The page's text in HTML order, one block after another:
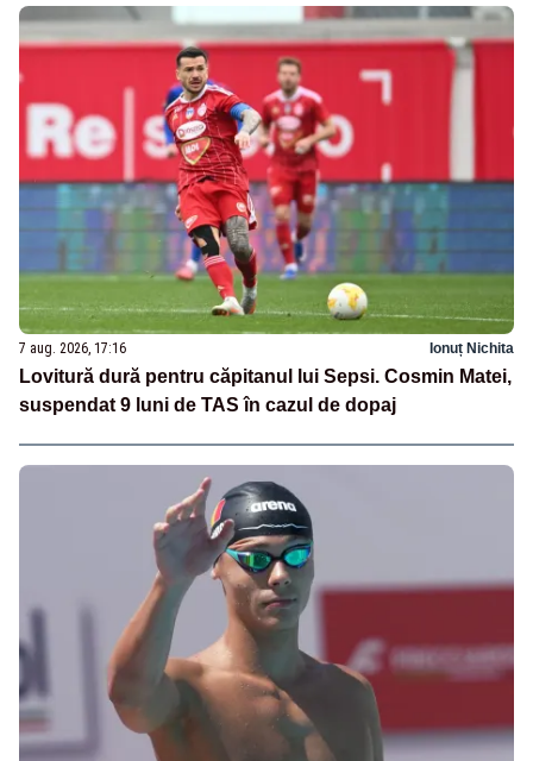
7 aug. 2026, 17:16 Ionuț Nichita
Lovitură dură pentru căpitanul lui Sepsi. Cosmin Matei,
suspendat 9 luni de TAS în cazul de dopaj